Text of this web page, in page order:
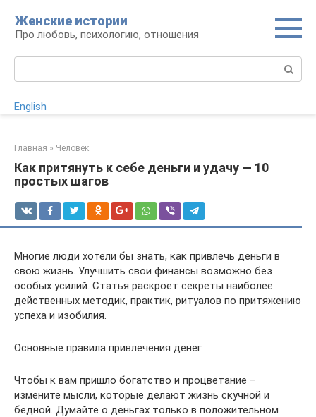
контенту
Женские истории
Про любовь, психологию, отношения
English
Главная » Человек
Как притянуть к себе деньги и удачу — 10
простых шагов
Многие люди хотели бы знать, как привлечь деньги в
свою жизнь. Улучшить свои финансы возможно без
особых усилий. Статья раскроет секреты наиболее
действенных методик, практик, ритуалов по притяжению
успеха и изобилия.
Основные правила привлечения денег
Чтобы к вам пришло богатство и процветание –
измените мысли, которые делают жизнь скучной и
бедной. Думайте о деньгах только в положительном